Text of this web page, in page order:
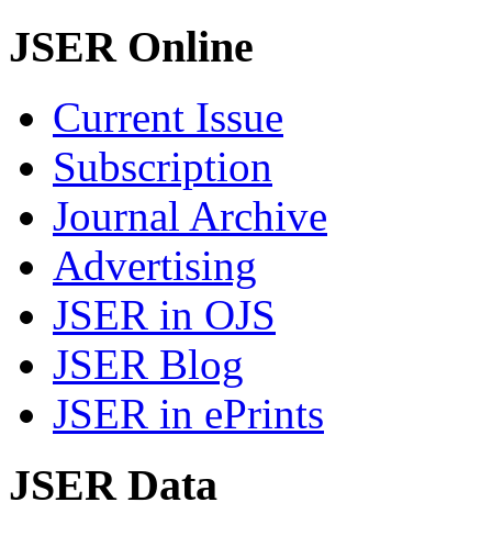
JSER Online
Current Issue
Subscription
Journal Archive
Advertising
JSER in OJS
JSER Blog
JSER in ePrints
JSER Data